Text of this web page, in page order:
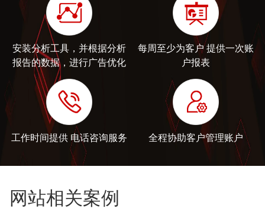
安装分析工具，并根据分析
报告的数据，进行广告优化
每周至少为客户 提供一次账
户报表
工作时间提供 电话咨询服务 全程协助客户管理账户
网站相关案例